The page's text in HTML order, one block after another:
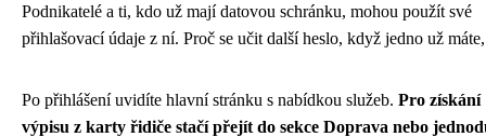
Podnikatelé a ti, kdo už mají datovou schránku, mohou použít své
přihlašovací údaje z ní. Proč se učit další heslo, když jedno už
Po přihlášení uvidíte hlavní stránku s nabídkou služeb. Pro získání
výpisu z karty řidiče stačí přejít do sekce Doprava nebo